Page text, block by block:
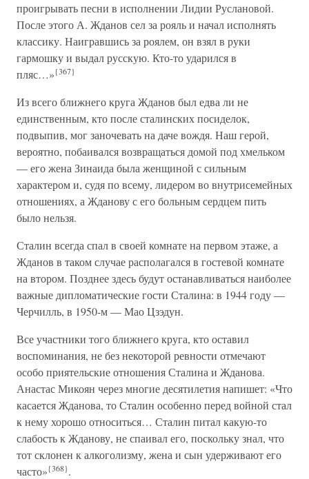
проигрывать песни в исполнении Лидии Руслановой.
После этого А. Жданов сел за рояль и начал исполнять
классику. Наигравшись за роялем, он взял в руки
гармошку и выдал русскую. Кто-то ударился в
пляс…»{367}
Из всего ближнего круга Жданов был едва ли не
единственным, кто после сталинских посиделок,
подвыпив, мог заночевать на даче вождя. Наш герой,
вероятно, побаивался возвращаться домой под хмельком
— его жена Зинаида была женщиной с сильным
характером и, судя по всему, лидером во внутрисемейных
отношениях, а Жданову с его больным сердцем пить
было нельзя.
Сталин всегда спал в своей комнате на первом этаже, а
Жданов в таком случае располагался в гостевой комнате
на втором. Позднее здесь будут останавливаться наиболее
важные дипломатические гости Сталина: в 1944 году —
Черчилль, в 1950-м — Мао Цзэдун.
Все участники того ближнего круга, кто оставил
воспоминания, не без некоторой ревности отмечают
особо приятельские отношения Сталина и Жданова.
Анастас Микоян через многие десятилетия напишет: «Что
касается Жданова, то Сталин особенно перед войной стал
к нему хорошо относиться… Сталин питал какую-то
слабость к Жданову, не спаивал его, поскольку знал, что
тот склонен к алкоголизму, жена и сын удерживают его
часто»{368}.